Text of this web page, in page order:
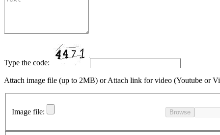
Type the code:
Attach image file (up to 2MB) or Attach link for video (Youtube or
Image file: Browse